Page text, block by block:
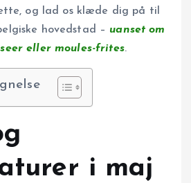
og lad os klæde dig på til
hovedstad – uanset om
eller moules-frites.
i maj